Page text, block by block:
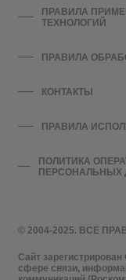
© 2004-2025. ВСЕ
Сайт
сфере связи,
ПРАВИЛА
ТЕХНОЛОГИЙ
ПРАВИЛА
КОНТАКТЫ
ПРАВИЛА
ПОЛИТИКА
ПЕРСОНАЛЬНЫХ